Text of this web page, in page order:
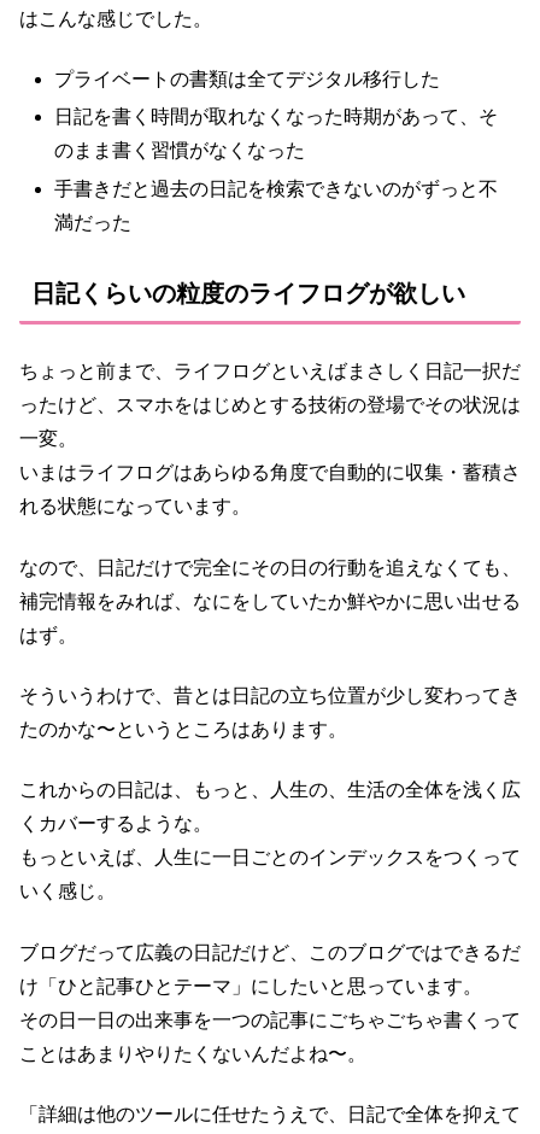
はこんな感じでした。
プライベートの書類は全てデジタル移行した
日記を書く時間が取れなくなった時期があって、そ
のまま書く習慣がなくなった
手書きだと過去の日記を検索できないのがずっと不
満だった
日記くらいの粒度のライフログが欲しい
ちょっと前まで、ライフログといえばまさしく日記一択だ
ったけど、スマホをはじめとする技術の登場でその状況は
一変。
いまはライフログはあらゆる角度で自動的に収集・蓄積さ
れる状態になっています。
なので、日記だけで完全にその日の行動を追えなくても、
補完情報をみれば、なにをしていたか鮮やかに思い出せる
はず。
そういうわけで、昔とは日記の立ち位置が少し変わってき
たのかな〜というところはあります。
これからの日記は、もっと、人生の、生活の全体を浅く広
くカバーするような。
もっといえば、人生に一日ごとのインデックスをつくって
いく感じ。
ブログだって広義の日記だけど、このブログではできるだ
け「ひと記事ひとテーマ」にしたいと思っています。
その日一日の出来事を一つの記事にごちゃごちゃ書くって
ことはあまりやりたくないんだよね〜。
「詳細は他のツールに任せたうえで、日記で全体を抑えて